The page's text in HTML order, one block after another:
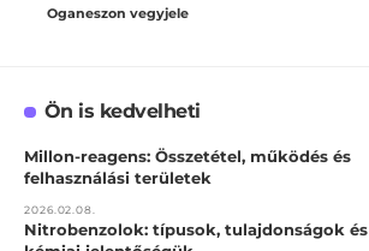
Oganeszon vegyjele
Ön is kedvelheti
Millon-reagens: Összetétel, működés és
felhasználási területek
2026.02.08.
Nitrobenzolok: típusok, tulajdonságok és